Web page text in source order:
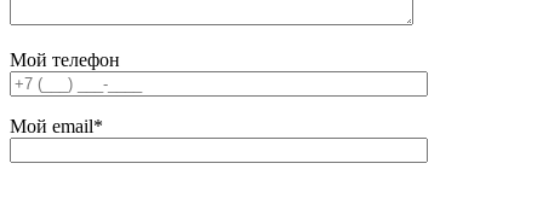
Мой телефон
Мой email*